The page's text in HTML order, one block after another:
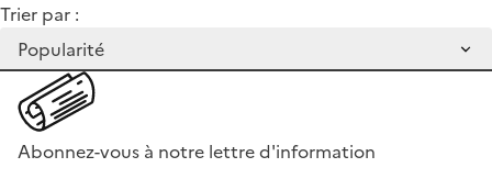
Trier par :
Abonnez-vous à notre lettre d'information